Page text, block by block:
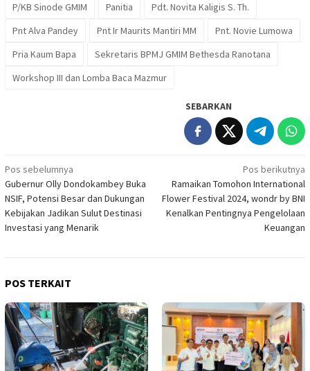
P/KB Sinode GMIM
Panitia
Pdt. Novita Kaligis S. Th.
Pnt Alva Pandey
Pnt Ir Maurits Mantiri MM
Pnt. Novie Lumowa
Pria Kaum Bapa
Sekretaris BPMJ GMIM Bethesda Ranotana
Workshop III dan Lomba Baca Mazmur
SEBARKAN
Navigasi
pos
Pos sebelumnya
Gubernur Olly Dondokambey Buka
NSIF, Potensi Besar dan Dukungan
Kebijakan Jadikan Sulut Destinasi
Investasi yang Menarik
Pos berikutnya
Ramaikan Tomohon International
Flower Festival 2024, wondr by BNI
Kenalkan Pentingnya Pengelolaan
Keuangan
POS TERKAIT